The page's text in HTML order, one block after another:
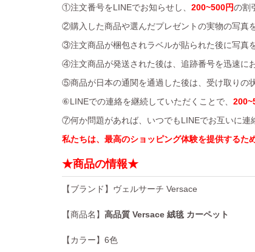
①注文番号をLINEでお知らせし、 200~500円の割
②購入した商品や選んだプレゼントの実物の写真
③注文商品が梱包されラベルが貼られた後に写真
④注文商品が発送された後は、追跡番号を迅速に
⑤商品が日本の通関を通過した後は、受け取りの
⑥LINEでの連絡を継続していただくことで、
⑦何か問題があれば、いつでもLINEでお互いに連
私たちは、最高のショッピング体験を提供するた
★商品の情報★
【ブランド】ヴェルサーチ Versace
【商品名】 高品質 Versace 絨毯 カーペット
【カラー】6色